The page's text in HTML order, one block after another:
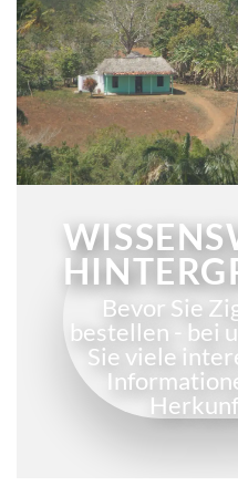
Bevor Sie
bestellen - bei
Sie viele